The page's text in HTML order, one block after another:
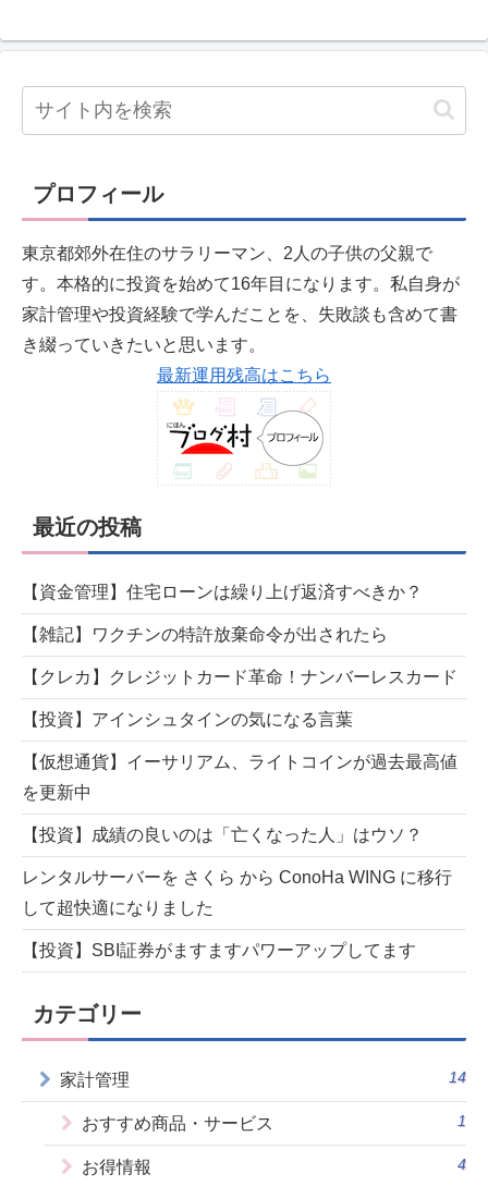
プロフィール
東京都郊外在住のサラリーマン、2人の子供の父親で
す。本格的に投資を始めて16年目になります。私自身が
家計管理や投資経験で学んだことを、失敗談も含めて書
き綴っていきたいと思います。
最新運用残高はこちら
最近の投稿
【資金管理】住宅ローンは繰り上げ返済すべきか？
【雑記】ワクチンの特許放棄命令が出されたら
【クレカ】クレジットカード革命！ナンバーレスカード
【投資】アインシュタインの気になる言葉
【仮想通貨】イーサリアム、ライトコインが過去最高値
を更新中
【投資】成績の良いのは「亡くなった人」はウソ？
レンタルサーバーを さくら から ConoHa WING に移行
して超快適になりました
【投資】SBI証券がますますパワーアップしてます
カテゴリー
家計管理 14
おすすめ商品・サービス 1
お得情報 4